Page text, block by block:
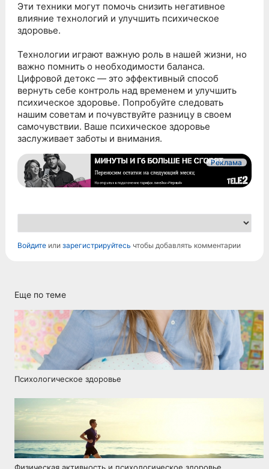
Эти техники могут помочь снизить негативное
влияние технологий и улучшить психическое
здоровье.
Технологии играют важную роль в нашей жизни, но
важно помнить о необходимости баланса.
Цифровой детокс — это эффективный способ
вернуть себе контроль над временем и улучшить
психическое здоровье. Попробуйте следовать
нашим советам и почувствуйте разницу в своем
самочувствии. Ваше психическое здоровье
заслуживает заботы и внимания.
Реклама
Войдите илизарегистрируйтесь чтобы добавлять комментарии
Еще по теме
Психологическое здоровье
Физическая активность и психологическое здоровье